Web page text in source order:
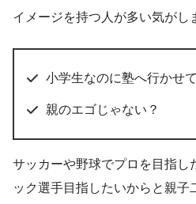
イメージを持つ人が多い気がし
小学生なのに塾へ行かせ
親のエゴじゃない？
サッカーや野球でプロを目指し
ック選手目指したいからと親子